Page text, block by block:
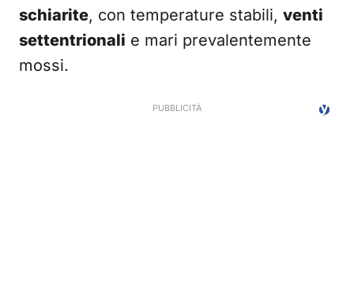
schiarite, con temperature stabili, venti
settentrionali e mari prevalentemente
mossi.